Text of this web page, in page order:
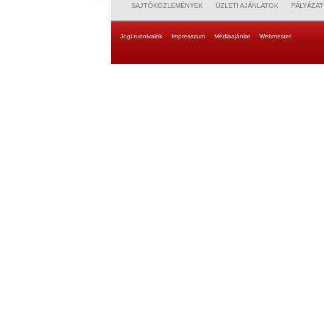
SAJTÓKÖZLEMÉNYEK ÜZLETI AJÁNLATOK
Jogi tudnivalók Impresszum Médiaajánlat Webmester